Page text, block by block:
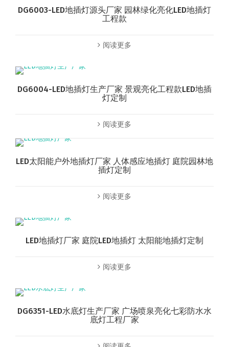
DG6003-LED地插灯源头厂家 园林绿化亮化LED地插灯
工程款
阅读更多
DG6004-LED地插灯生产厂家 景观亮化工程款LED地插
灯定制
阅读更多
LED太阳能户外地插灯厂家 人体感应地插灯 庭院园林地
插灯定制
阅读更多
LED地插灯厂家 庭院LED地插灯 太阳能地插灯定制
阅读更多
DG6351-LED水底灯生产厂家 广场喷泉亮化七彩防水水
底灯工程厂家